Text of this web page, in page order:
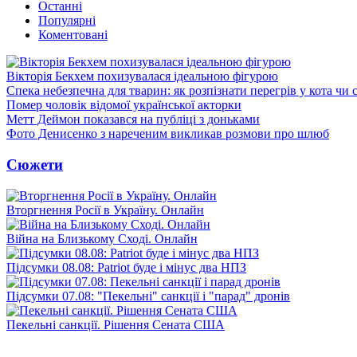
Останні
Популярні
Коментовані
Вікторія Бекхем похизувалася ідеальною фігурою
Спека небезпечна для тварин: як розпізнати перегрів у кота чи
Помер чоловік відомої української акторки
Метт Деймон показався на публіці з доньками
Фото Денисенко з нареченим викликав розмови про шлюб
Сюжети
Вторгнення Росії в Україну. Онлайн
Війна на Близькому Сході. Онлайн
Підсумки 08.08: Patriot буде і мінус два НПЗ
Підсумки 07.08: "Пекельні" санкції і "парад" дронів
Пекельні санкції. Рішення Сената США